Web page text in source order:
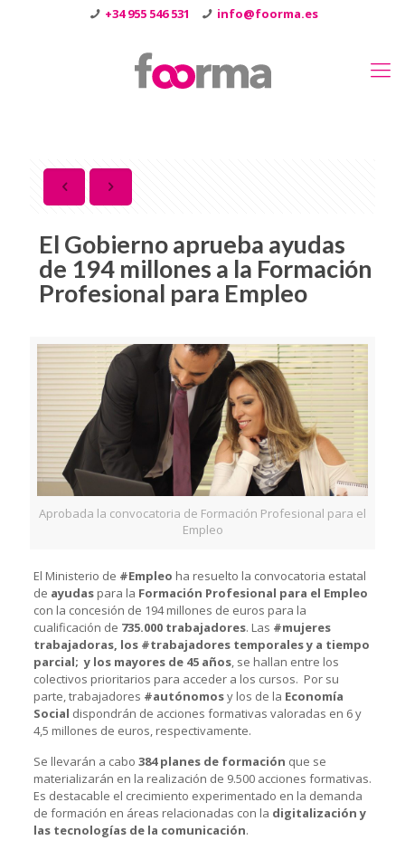
+34 955 546 531 info@foorma.es
El Gobierno aprueba ayudas
de 194 millones a la Formación
Profesional para Empleo
Aprobada la convocatoria de Formación Profesional para el
Empleo
El Ministerio de #Empleo ha resuelto la convocatoria estatal
de ayudaspara la Formación Profesional para el Empleo
con la concesión de 194 millones de euros para la
cualificación de 735.000 trabajadores. Las #mujeres
trabajadoras, los #trabajadorestemporales y a tiempo
parcial; y los mayores de 45 años, se hallan entre los
colectivos prioritarios para acceder a los cursos. Por su
parte, trabajadores #autónomosy los de la Economía
Social dispondrán de acciones formativas valoradas en 6 y
4,5 millones de euros, respectivamente.
Se llevarán a cabo 384 planes de formación que se
materializarán en la realización de 9.500 acciones formativas.
Es destacable el crecimiento experimentado en la demanda
de formación en áreas relacionadas con la digitalización y
las tecnologías de la comunicación.